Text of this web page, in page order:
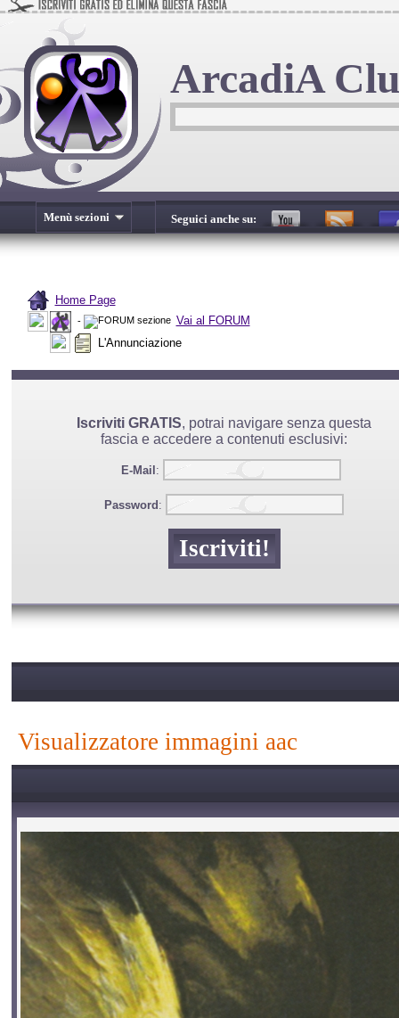
ArcadiA
Menù sezioni Seguici anche su:
Home Page
-
Vai al FORUM
L'Annunciazione
Iscriviti GRATIS, potrai navigare senza questa
fascia e accedere a contenuti esclusivi:
E-Mail :
Password :
visualizzatore immagini aac